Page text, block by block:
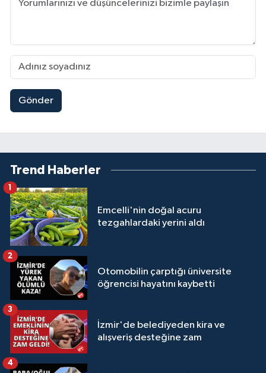
Gönder
Trend Haberler
Emcelli'nin doğal acuru
tezgahlardaki yerini aldı
1
Otomobilin çarptığı üniversite
öğrencisi hayatını kaybetti
2
İzmir'de belediyeden kira ve
alışveriş desteğine zam
3
4